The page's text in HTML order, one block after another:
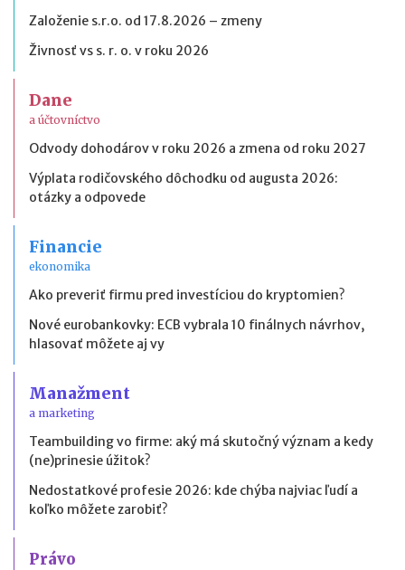
Založenie s.r.o. od 17.8.2026 – zmeny
Živnosť vs s. r. o. v roku 2026
Dane
a účtovníctvo
Odvody dohodárov v roku 2026 a zmena od roku 2027
Výplata rodičovského dôchodku od augusta 2026:
otázky a odpovede
Financie
ekonomika
Ako preveriť firmu pred investíciou do kryptomien?
Nové eurobankovky: ECB vybrala 10 finálnych návrhov,
hlasovať môžete aj vy
Manažment
a marketing
Teambuilding vo firme: aký má skutočný význam a kedy
(ne)prinesie úžitok?
Nedostatkové profesie 2026: kde chýba najviac ľudí a
koľko môžete zarobiť?
Právo